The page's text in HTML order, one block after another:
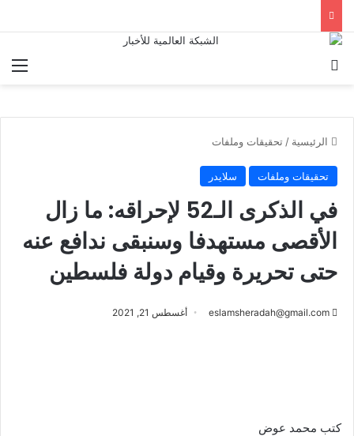
الرئيسية / تحقيقات وملفات
تحقيقات وملفات سلايدر
في الذكرى الـ52 لإحراقه: ما زال
الأقصى مستهدفا وسنبقى ندافع عنه
حتى تحريرة وقيام دولة فلسطين
eslamsheradah@gmail.com أغسطس 21, 2021
كتب محمد عوض